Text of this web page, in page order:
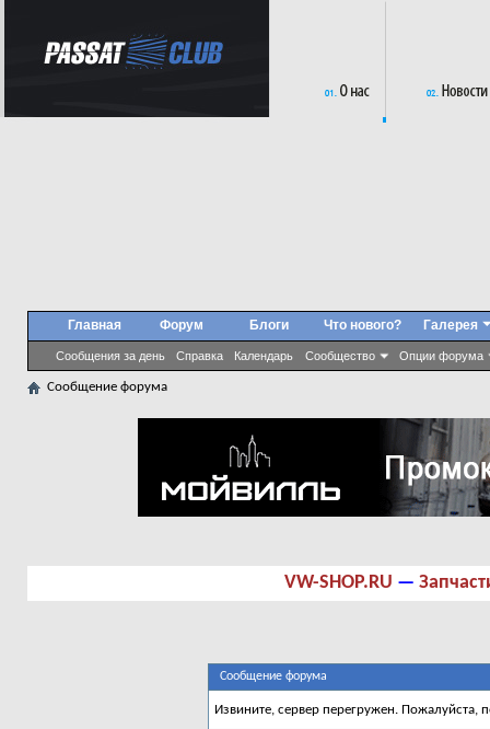
Главная Форум
Сообщения за день Справка Календарь Сообщество Опции форума
Блоги Что нового? Галерея
Сообщение форума
VW-SHOP.RU —
Сообщение форума
Извините, сервер перегружен. Пожалуйста,